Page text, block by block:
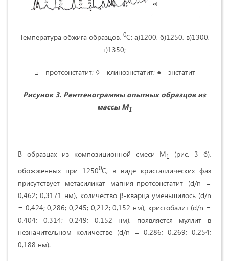
Температура обжига образцов, 0С: а)1200, б)1250, в)1300,
г)1350;
□ - протоэнстатит; ◊ - клиноэнстатит; ● - энстатит
Рисунок 3. Рентгенограммы опытных образцов из
массы М1
В образцах из композиционной смеси М1
(рис. 3 б),
обожженных при 12500С, в виде кристаллических фаз
присутствует метасиликат магния-протоэнстатит (d/n =
0,462; 0,3171 нм), количество β-кварца уменьшилось (d/n
= 0,424; 0,286; 0,245; 0,212; 0,152 нм), кристобалит (d/n =
0,404; 0,314; 0,249; 0,152 нм), появляется муллит в
незначительном количестве (d/n = 0,286; 0,269; 0,254;
0,188 нм).